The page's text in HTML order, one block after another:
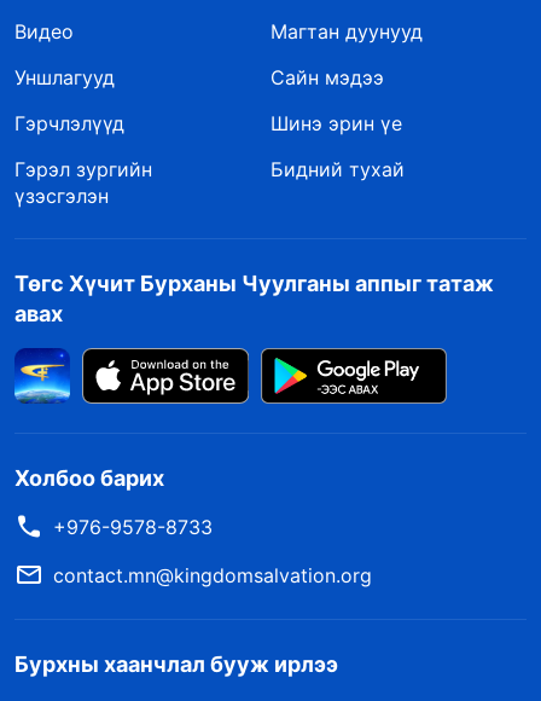
Видео
Магтан дуунууд
Уншлагууд
Сайн мэдээ
Гэрчлэлүүд
Шинэ эрин үе
Гэрэл зургийн
үзэсгэлэн
Бидний тухай
Төгс Хүчит Бурханы Чуулганы аппыг татаж
авах
Холбоо барих
+976-9578-8733
contact.mn@kingdomsalvation.org
Бурхны хаанчлал бууж ирлээ